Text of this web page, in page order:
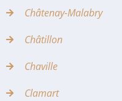
Châtenay-Malabry
Châtillon
Chaville
Clamart